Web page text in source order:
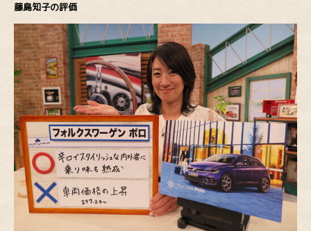
藤島知子の評価